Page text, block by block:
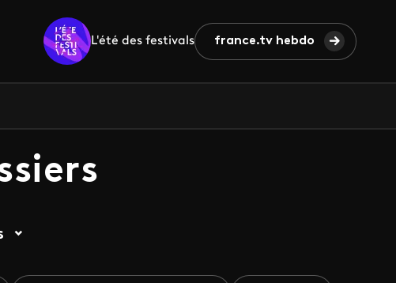
L'été des festivals france.tv hebdo